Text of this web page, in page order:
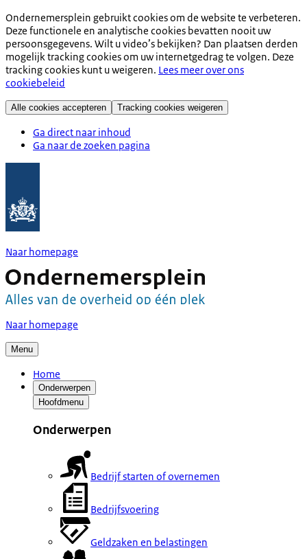
Ondernemersplein gebruikt cookies om de website te verbeteren.
Deze functionele en analytische cookies bevatten nooit uw
persoonsgegevens. Wilt u video’s bekijken? Dan plaatsen derden
mogelijk tracking cookies om uw internetgedrag te volgen. Deze
tracking cookies kunt u weigeren. Lees meer over ons
cookiebeleid
Alle cookies accepteren Tracking cookies weigeren
Ga direct naar inhoud
Ga naar de zoeken pagina
Naar homepage
Naar homepage
Menu
Home
Onderwerpen
Hoofdmenu
Onderwerpen
Bedrijf starten of overnemen
Bedrijfsvoering
Geldzaken en belastingen